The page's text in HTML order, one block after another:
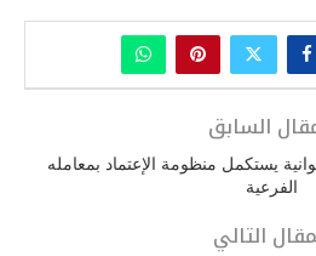
السابق
يستكمل منظومة الإعتماد بمعامله
الفرعية
التالي